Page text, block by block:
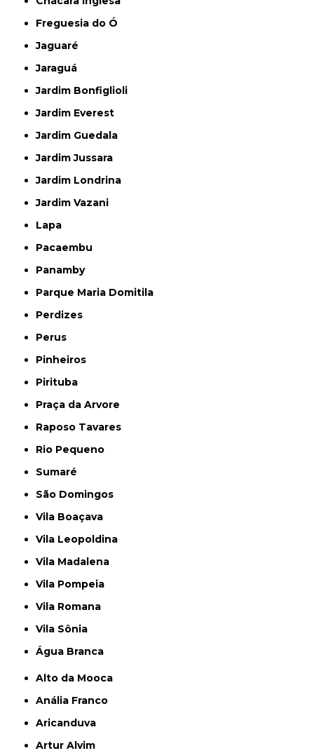
Freguesia do Ó
Jaguaré
Jaraguá
Jardim Bonfiglioli
Jardim Everest
Jardim Guedala
Jardim Jussara
Jardim Londrina
Jardim Vazani
Lapa
Pacaembu
Panamby
Parque Maria Domitila
Perdizes
Perus
Pinheiros
Pirituba
Praça da Arvore
Raposo Tavares
Rio Pequeno
Sumaré
São Domingos
Vila Boaçava
Vila Leopoldina
Vila Madalena
Vila Pompeia
Vila Romana
Vila Sônia
Água Branca
Alto da Mooca
Anália Franco
Aricanduva
Artur Alvim